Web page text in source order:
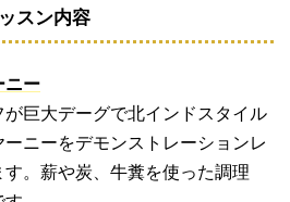
スン内容
ニー
巨大デーグで北インドスタイル
ニーをデモンストレーションレ
。薪や炭、牛糞を使った調理